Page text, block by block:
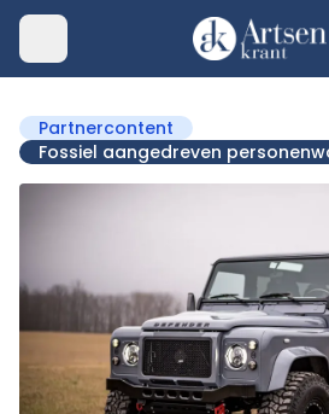
Partnercontent
Fossiel aangedreven